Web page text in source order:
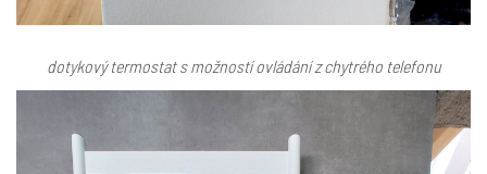
dotykový termostat s možností ovládání z chytrého telefonu